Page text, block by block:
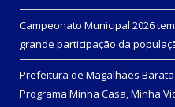
Campeonato Municipal 2026
grande participação da
Prefeitura de Magalhães
Programa Minha Casa, Minha